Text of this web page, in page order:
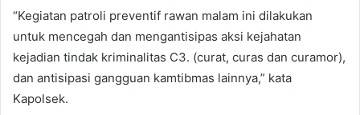
“Kegiatan patroli preventif rawan malam ini dilakukan
untuk mencegah dan mengantisipas aksi kejahatan
kejadian tindak kriminalitas C3. (curat, curas dan curamor),
dan antisipasi gangguan kamtibmas lainnya,” kata
Kapolsek.